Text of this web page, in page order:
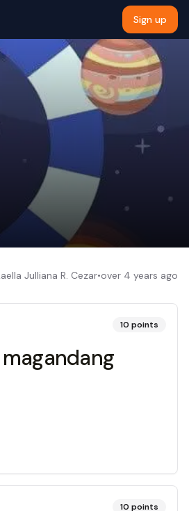
Sign up
Julliana R. Cezar•over 4 years ago
10 points
10 points